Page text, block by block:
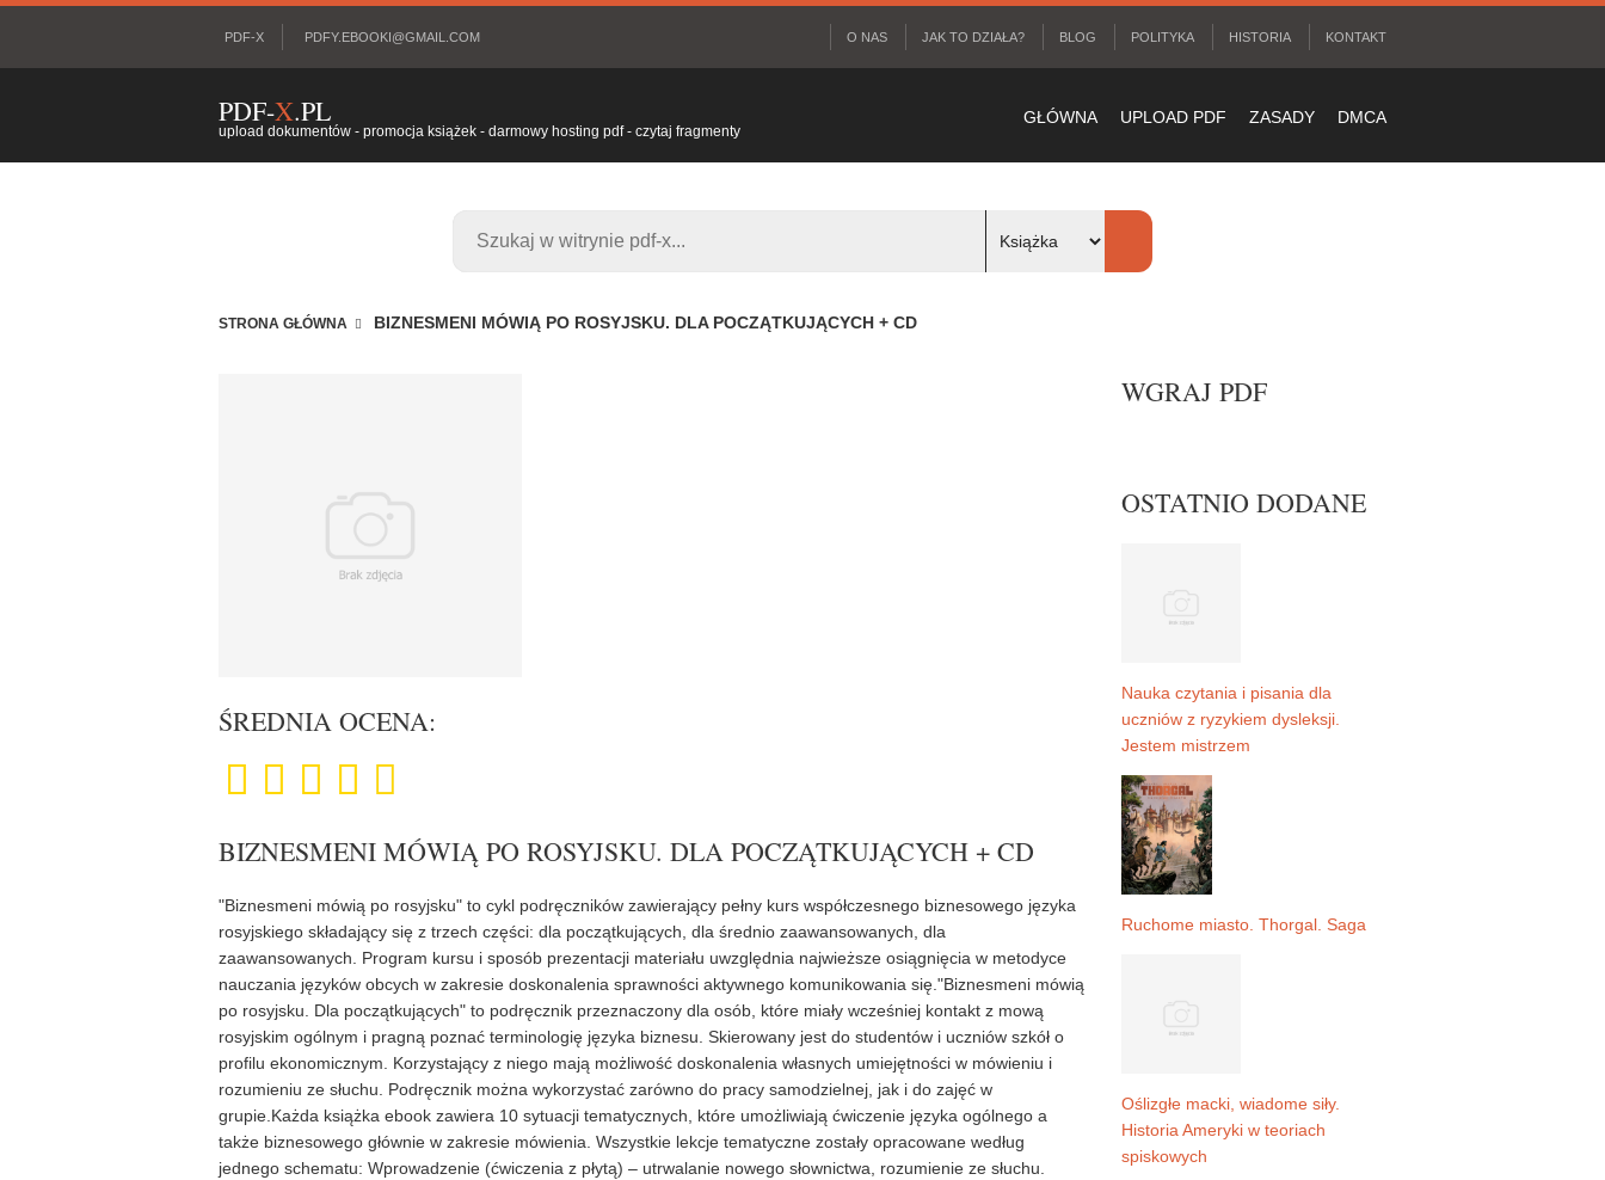
PDF-X PDFY.EBOOKI@GMAIL.COM O NAS JAK TO DZIAŁA? BLOG POLITYKA HISTORIA KONTAKT
PDF-X.PL
upload dokumentów - promocja książek - darmowy hosting pdf - czytaj fragmenty
GŁÓWNA UPLOAD PDF ZASADY DMCA
STRONA GŁÓWNA BIZNESMENI MÓWIĄ PO ROSYJSKU. DLA POCZĄTKUJĄCYCH + CD
ŚREDNIA OCENA:
BIZNESMENI MÓWIĄ PO ROSYJSKU. DLA POCZĄTKUJĄCYCH + CD
"Biznesmeni mówią po rosyjsku" to cykl podręczników zawierający pełny kurs współczesnego biznesowego języka
rosyjskiego składający się z trzech części: dla początkujących, dla średnio zaawansowanych, dla
zaawansowanych. Program kursu i sposób prezentacji materiału uwzględnia najwieższe osiągnięcia w metodyce
nauczania języków obcych w zakresie doskonalenia sprawności aktywnego komunikowania się."Biznesmeni mówią
po rosyjsku. Dla początkujących" to podręcznik przeznaczony dla osób, które miały wcześniej kontakt z mową
rosyjskim ogólnym i pragną poznać terminologię języka biznesu. Skierowany jest do studentów i uczniów szkół o
profilu ekonomicznym. Korzystający z niego mają możliwość doskonalenia własnych umiejętności w mówieniu i
rozumieniu ze słuchu. Podręcznik można wykorzystać zarówno do pracy samodzielnej, jak i do zajęć w
grupie.Każda książka ebook zawiera 10 sytuacji tematycznych, które umożliwiają ćwiczenie języka ogólnego a
także biznesowego głównie w zakresie mówienia. Wszystkie lekcje tematyczne zostały opracowane według
jednego schematu: Wprowadzenie (ćwiczenia z płytą) – utrwalanie nowego słownictwa, rozumienie ze słuchu.
WGRAJ PDF
OSTATNIO DODANE
Nauka czytania i pisania dla
uczniów z ryzykiem dysleksji.
Jestem mistrzem
Ruchome miasto. Thorgal. Saga
Oślizgłe macki, wiadome siły.
Historia Ameryki w teoriach
spiskowych